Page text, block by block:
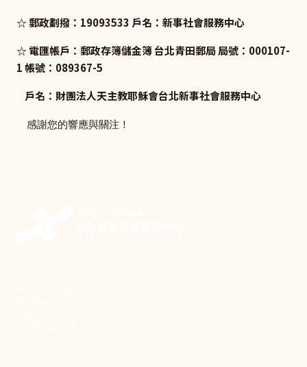
☆ 郵政劃撥：19093533 戶名：新事社會服務中心
☆ 電匯帳戶：郵政存簿儲金簿 台北青田郵局 局號：000107-
1 帳號：089367-5
戶名：財團法人天主教耶穌會台北新事社會服務中心
感謝您的響應與關注！